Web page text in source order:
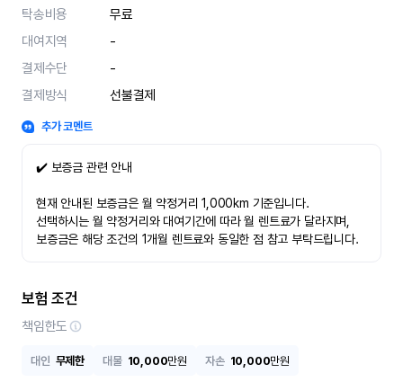
탁송비용
무료
대여지역
-
결제수단
-
결제방식
선불결제
추가 코멘트
✔️ 보증금 관련 안내
현재 안내된 보증금은 월 약정거리 1,000km 기준입니다.
선택하시는 월 약정거리와 대여기간에 따라 월 렌트료가 달라지며,
보증금은 해당 조건의 1개월 렌트료와 동일한 점 참고 부탁드립니다.
보험 조건
책임한도
대인 무제한 대물 10,000만원 자손 10,000만원